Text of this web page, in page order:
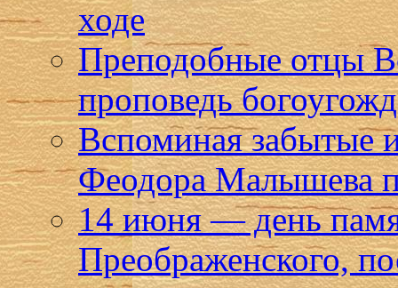
ходе
Преподобные отцы
проповедь
Вспоминая забытые
Феодора Малышева
14 июня — день
Преображенского,